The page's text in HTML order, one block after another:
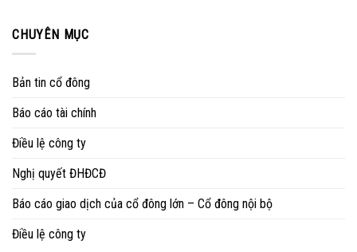
CHUYÊN MỤC
Bản tin cổ đông
Báo cáo tài chính
Điều lệ công ty
Nghị quyết ĐHĐCĐ
Báo cáo giao dịch của cổ đông lớn – Cổ đông nội bộ
Điều lệ công ty